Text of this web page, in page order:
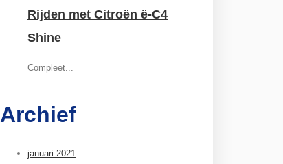
Rijden met Citroën ë-C4
Shine
Compleet...
Archief
januari 2021